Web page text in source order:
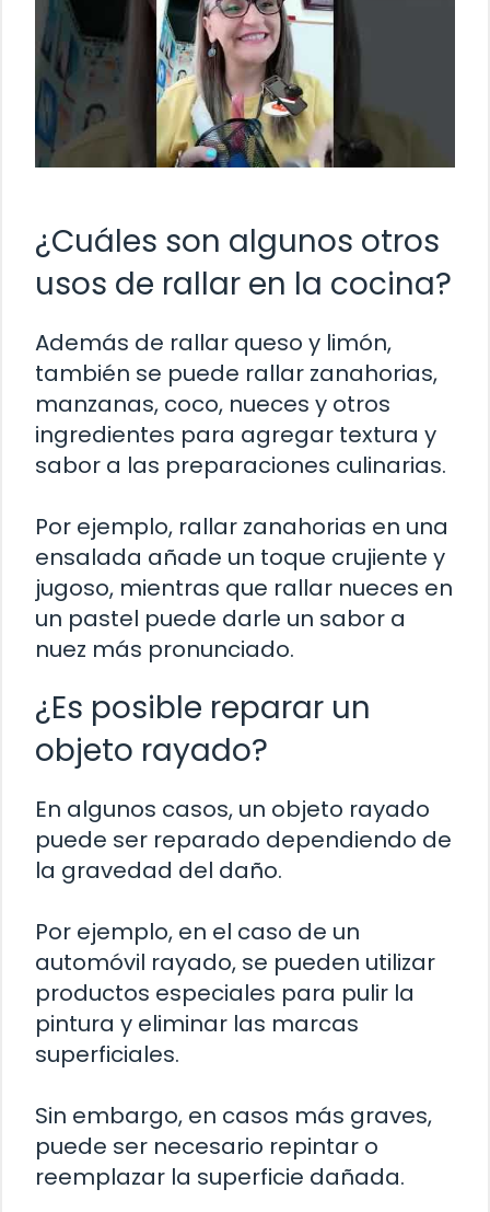
¿Cuáles son algunos otros
usos de rallar en la cocina?
Además de rallar queso y limón,
también se puede rallar zanahorias,
manzanas, coco, nueces y otros
ingredientes para agregar textura y
sabor a las preparaciones culinarias.
Por ejemplo, rallar zanahorias en una
ensalada añade un toque crujiente y
jugoso, mientras que rallar nueces en
un pastel puede darle un sabor a
nuez más pronunciado.
¿Es posible reparar un
objeto rayado?
En algunos casos, un objeto rayado
puede ser reparado dependiendo de
la gravedad del daño.
Por ejemplo, en el caso de un
automóvil rayado, se pueden utilizar
productos especiales para pulir la
pintura y eliminar las marcas
superficiales.
Sin embargo, en casos más graves,
puede ser necesario repintar o
reemplazar la superficie dañada.